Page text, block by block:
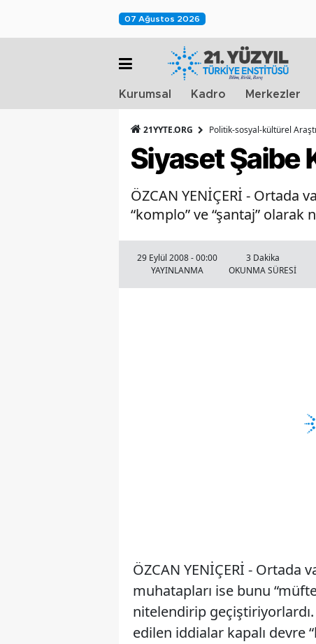
07 Ağustos 2026
Kurumsal Kadro Merkezler
21YYTE.ORG Politik-sosyal-kültürel
Siyaset Şaibe
ÖZCAN YENİÇERİ - Ortada
“komplo” ve “şantaj”
29 Eylül 2008 - 00:00
YAYINLANMA
3 Dakika
OKUNMA SÜRESİ
ÖZCAN YENİÇERİ - Ortada
muhatapları ise bunu
nitelendirip
edilen iddialar kapalı devre